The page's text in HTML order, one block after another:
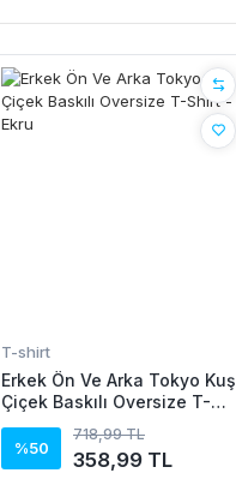
T-shirt
Erkek Ön Ve Arka Tokyo Kuş
Çiçek Baskılı Oversize T-
Shirt - Ekru
%50
718,99 TL
358,99 TL